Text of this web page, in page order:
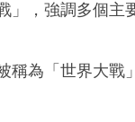
」，強調多個主
稱為「世界大戰